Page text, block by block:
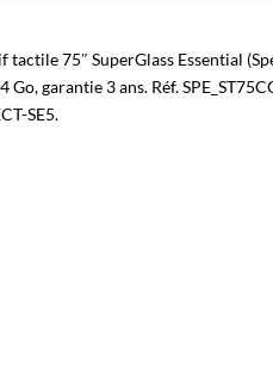
tactile 75″ SuperGlass Essential
Go, garantie 3 ans. Réf.
SE5.